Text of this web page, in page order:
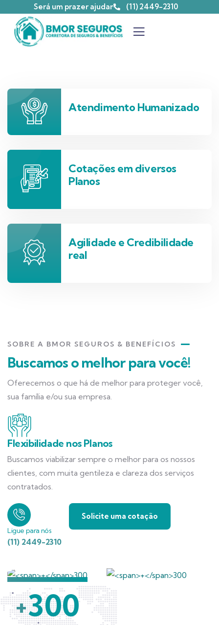
Será um prazer ajudar (11) 2449-2310
Atendimento Humanizado
Cotações em diversos
Planos
Agilidade e Credibilidade
real
SOBRE A BMOR SEGUROS & BENEFÍCIOS
Buscamos o melhor para você!
Oferecemos o que há de melhor para proteger você,
sua família e/ou sua empresa.
Flexibilidade nos Planos
Buscamos viabilizar sempre o melhor para os nossos
clientes, com muita gentileza e clareza dos serviços
contratados.
Ligue para nós
(11) 2449-2310
Solicite uma cotação
+300